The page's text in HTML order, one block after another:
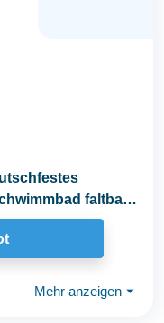
faltbar
Mehr anzeigen ⏷